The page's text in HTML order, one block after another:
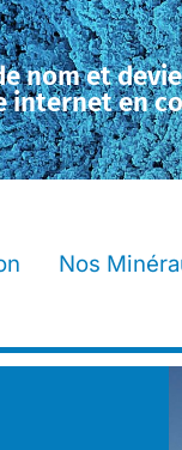
nom et
internet en
Nos